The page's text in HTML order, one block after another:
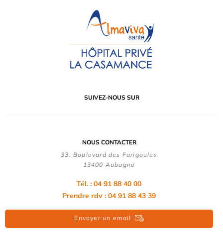
SUIVEZ-NOUS SUR
NOUS CONTACTER
33, Boulevard des Farigoules
13400 Aubagne
Tél. : 04 91 88 40 00
Prendre rdv : 04 91 88 43 39
Envoyer un email